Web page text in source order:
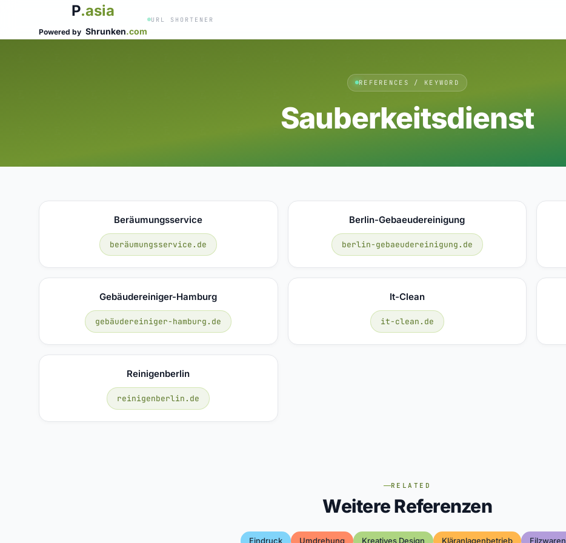
P.asia
Powered by Shrunken.com
URL SHORTENER
REFERENCES / KEYWORD
Sauberkeitsdienst
Beräumungsservice
beräumungsservice.de
Berlin-Gebaeudereinigung
berlin-gebaeudereinigung.de
Gebäudereiniger-Hamburg
gebäudereiniger-hamburg.de
It-Clean
it-clean.de
Reinigenberlin
reinigenberlin.de
RELATED
Weitere Referenzen
Eindruck Umdrehung Kreatives Design Kläranlagenbetrieb Filzwaren